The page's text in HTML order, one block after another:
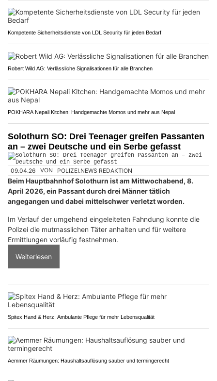
Kompetente Sicherheitsdienste von LDL Security für jeden Bedarf
Robert Wild AG: Verlässliche Signalisationen für alle Branchen
POKHARA Nepali Kitchen: Handgemachte Momos und mehr aus Nepal
Solothurn SO: Drei Teenager greifen Passanten
an – zwei Deutsche und ein Serbe gefasst
09.04.26 VON POLIZEI.NEWS REDAKTION
Beim Hauptbahnhof Solothurn ist am Mittwochabend, 8.
April 2026, ein Passant durch drei Männer tätlich
angegangen und dabei mittelschwer verletzt worden.
Im Verlauf der umgehend eingeleiteten Fahndung konnte die
Polizei die mutmasslichen Täter anhalten und für weitere
Ermittlungen vorläufig festnehmen.
Weiterlesen
Spitex Hand & Herz: Ambulante Pflege für mehr Lebensqualität
Aemmer Räumungen: Haushaltsauflösung sauber und termingerecht